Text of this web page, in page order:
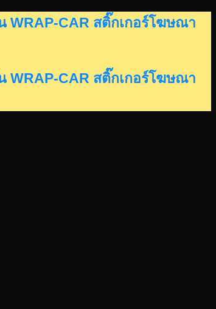
WRAP-CAR สติ๊กเกอร์โฆษณา
WRAP-CAR สติ๊กเกอร์โฆษณา